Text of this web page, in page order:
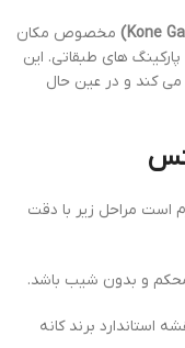
مخصوص مکان
های طبقاتی. این
می کند و در عین حال
است مراحل زیر با دقت
و بدون شیب باشد.
استاندارد برند کانه